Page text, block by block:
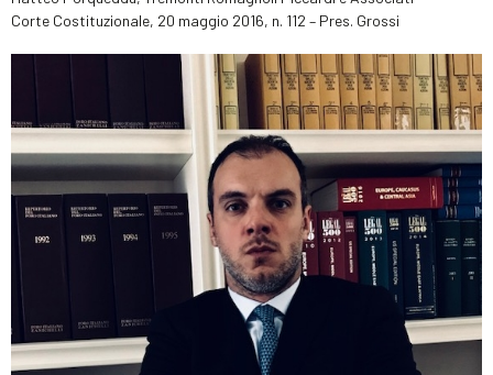
Corte Costituzionale, 20 maggio 2016, n. 112 – Pres. Grossi